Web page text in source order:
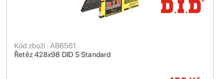
Řetěz 428x98 DID S Standard
Kód zboží : AB6561